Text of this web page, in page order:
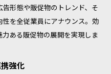
形態や販促物のトレンド、そ
を全従業員にアナウンス。効
ある販促物の展開を実現しま
強化